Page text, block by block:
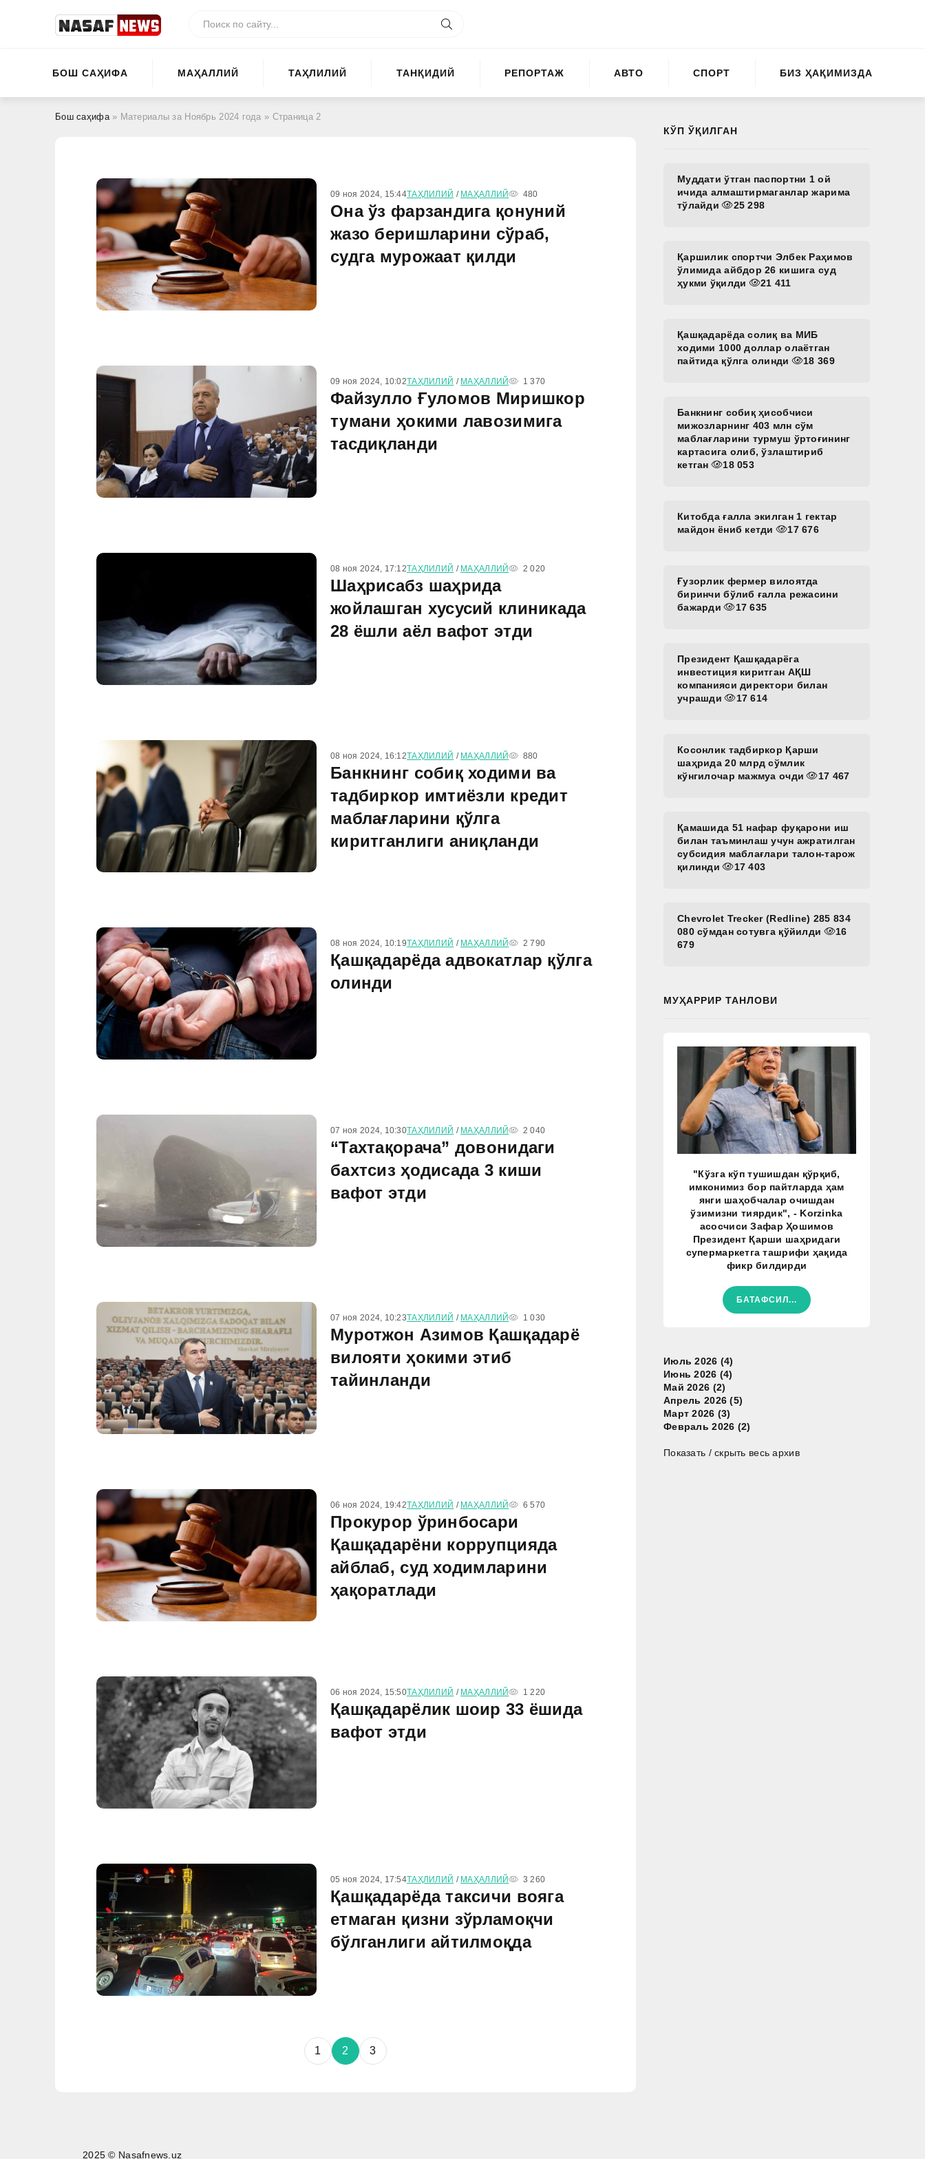
БОШ САҲИФА МАҲАЛЛИЙ ТАҲЛИЛИЙ ТАНҚИДИЙ РЕПОРТАЖ АВТО СПОРТ БИЗ ҲАҚИМИЗДА
Бош саҳифа» Материалы за Ноябрь 2024 года » Страница 2
09 ноя 2024, 15:44ТАҲЛИЛИЙ / МАҲАЛЛИЙ 480
Она ўз фарзандига қонуний
жазо беришларини сўраб,
судга мурожаат қилди
09 ноя 2024, 10:02ТАҲЛИЛИЙ / МАҲАЛЛИЙ 1 370
Файзулло Ғуломов Миришкор
тумани ҳокими лавозимига
тасдиқланди
08 ноя 2024, 17:12ТАҲЛИЛИЙ / МАҲАЛЛИЙ 2 020
Шаҳрисабз шаҳрида
жойлашган хусусий клиникада
28 ёшли аёл вафот этди
08 ноя 2024, 16:12ТАҲЛИЛИЙ / МАҲАЛЛИЙ 880
Банкнинг собиқ ходими ва
тадбиркор имтиёзли кредит
маблағларини қўлга
киритганлиги аниқланди
08 ноя 2024, 10:19ТАҲЛИЛИЙ / МАҲАЛЛИЙ 2 790
Қашқадарёда адвокатлар қўлга
олинди
07 ноя 2024, 10:30ТАҲЛИЛИЙ / МАҲАЛЛИЙ 2 040
“Тахтақорача” довонидаги
бахтсиз ҳодисада 3 киши
вафот этди
07 ноя 2024, 10:23ТАҲЛИЛИЙ / МАҲАЛЛИЙ 1 030
Муротжон Азимов Қашқадарё
вилояти ҳокими этиб
тайинланди
06 ноя 2024, 19:42ТАҲЛИЛИЙ / МАҲАЛЛИЙ 6 570
Прокурор ўринбосари
Қашқадарёни коррупцияда
айблаб, суд ходимларини
ҳақоратлади
06 ноя 2024, 15:50ТАҲЛИЛИЙ / МАҲАЛЛИЙ 1 220
Қашқадарёлик шоир 33 ёшида
вафот этди
05 ноя 2024, 17:54ТАҲЛИЛИЙ / МАҲАЛЛИЙ 3 260
Қашқадарёда таксичи вояга
етмаган қизни зўрламоқчи
бўлганлиги айтилмоқда
1 2 3
КЎП ЎҚИЛГАН
Муддати ўтган паспортни 1 ой
ичида алмаштирмаганлар жарима
тўлайди
25 298
Қаршилик спортчи Элбек Раҳимов
ўлимида айбдор 26 кишига суд
ҳукми ўқилди
21 411
Қашқадарёда солиқ ва МИБ
ходими 1000 доллар олаётган
пайтида қўлга олинди
18 369
Банкнинг собиқ ҳисобчиси
мижозларнинг 403 млн сўм
маблағларини турмуш ўртоғининг
картасига олиб, ўзлаштириб
кетган
18 053
Китобда ғалла экилган 1 гектар
майдон ёниб кетди
17 676
Ғузорлик фермер вилоятда
биринчи бўлиб ғалла режасини
бажарди
17 635
Президент Қашқадарёга
инвестиция киритган АҚШ
компанияси директори билан
учрашди
17 614
Косонлик тадбиркор Қарши
шаҳрида 20 млрд сўмлик
кўнгилочар мажмуа очди
17 467
Қамашида 51 нафар фуқарони иш
билан таъминлаш учун ажратилган
субсидия маблағлари талон-тарож
қилинди
17 403
Chevrolet Trecker (Redline) 285 834
080 сўмдан сотувга қўйилди
16
679
МУҲАРРИР ТАНЛОВИ
"Кўзга кўп тушишдан қўрқиб,
имконимиз бор пайтларда ҳам
янги шаҳобчалар очишдан
ўзимизни тиярдик", - Korzinka
асосчиси Зафар Ҳошимов
Президент Қарши шаҳридаги
супермаркетга ташрифи ҳақида
фикр билдирди
БАТАФСИЛ...
Июль 2026 (4)
Июнь 2026 (4)
Май 2026 (2)
Апрель 2026 (5)
Март 2026 (3)
Февраль 2026 (2)
Показать / скрыть весь архив
2025 © Nasafnews.uz